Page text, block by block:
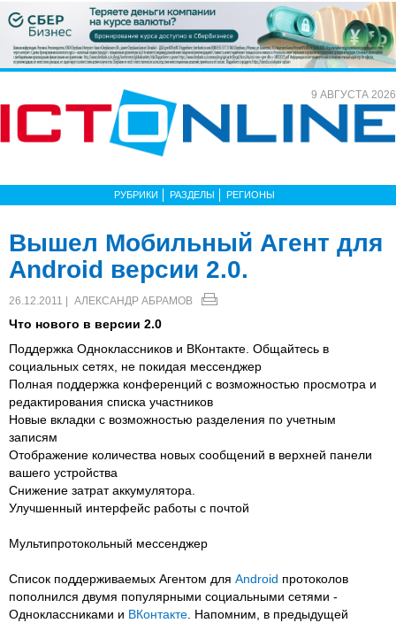
9 АВГУСТА 2026
РУБРИКИ РАЗДЕЛЫ РЕГИОНЫ
Вышел Мобильный Агент для
Android версии 2.0.
26.12.2011 | АЛЕКСАНДР АБРАМОВ
Что нового в версии 2.0
Поддержка Одноклассников и ВКонтакте. Общайтесь в
социальных сетях, не покидая мессенджер
Полная поддержка конференций с возможностью просмотра и
редактирования списка участников
Новые вкладки с возможностью разделения по учетным
записям
Отображение количества новых сообщений в верхней панели
вашего устройства
Снижение затрат аккумулятора.
Улучшенный интерфейс работы с почтой
Мультипротокольный мессенджер
Список поддерживаемых Агентом для Android протоколов
пополнился двумя популярными социальными сетями -
Одноклассниками и ВКонтакте . Напомним, в предыдущей